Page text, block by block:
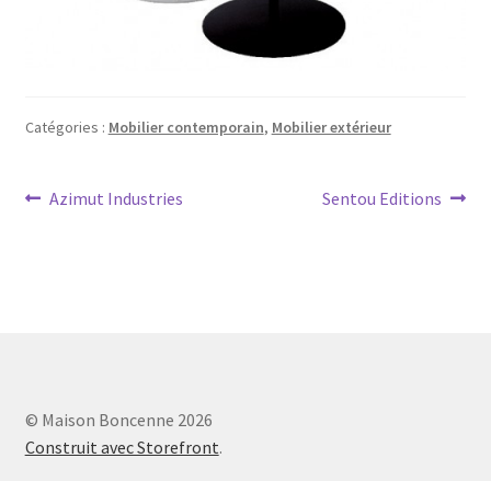
Catégories : Mobilier contemporain, Mobilier extérieur
Navigation
Article
Azimut Industries
Article
Sentou Editions
© Maison Boncenne 2026
Construit avec Storefront.